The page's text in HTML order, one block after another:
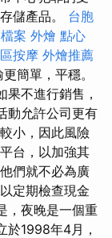
儲產品。 台胞
案 外燴 點心
按摩 外燴推薦
簡單，平穩。
果不進行銷售，
動允許公司更有
小，因此風險
台，以加強其
們就不必為廣
定期檢查現金
，夜晚是一個重
於1998年4月，